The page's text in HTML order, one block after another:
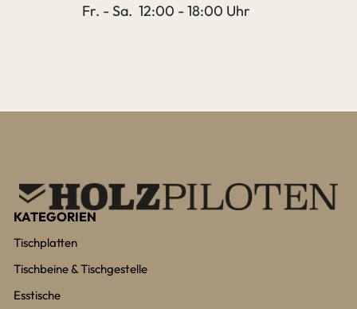
Fr. - Sa. 12:00 - 18:00 Uhr
KATEGORIEN
Tischplatten
Tischbeine & Tischgestelle
Esstische